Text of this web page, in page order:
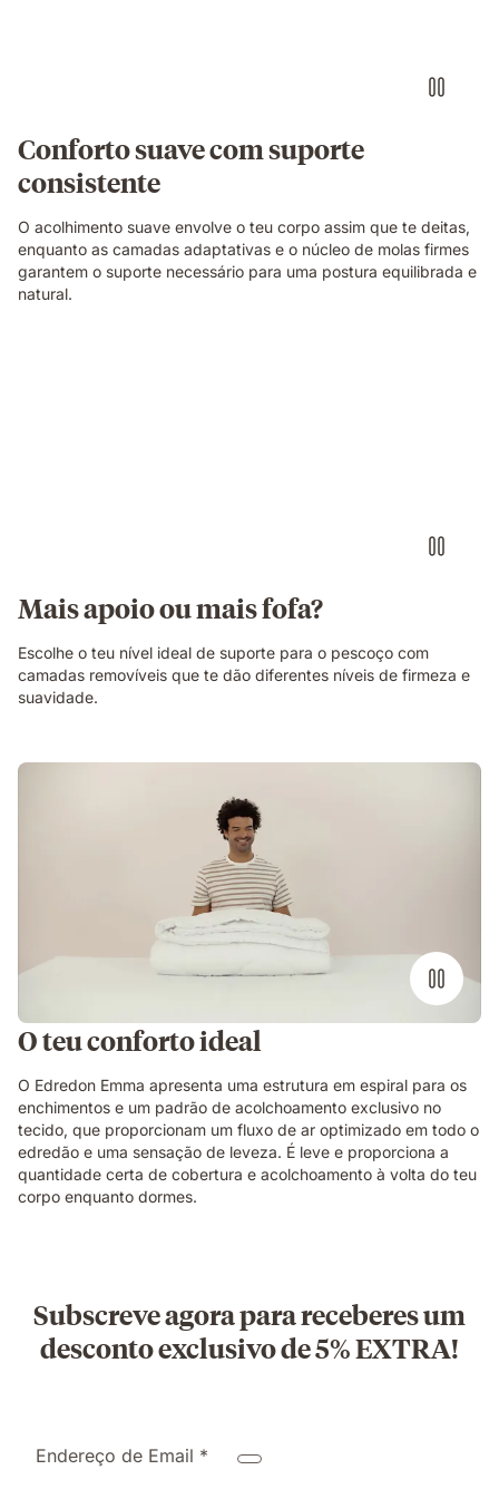
descanso.
Conforto suave com suporte
consistente
O acolhimento suave envolve o teu corpo assim que te deitas,
enquanto as camadas adaptativas e o núcleo de molas firmes
garantem o suporte necessário para uma postura equilibrada e
natural.
Mais apoio ou mais fofa?
Escolhe o teu nível ideal de suporte para o pescoço com
camadas removíveis que te dão diferentes níveis de firmeza e
suavidade.
O teu conforto ideal
O Edredon Emma apresenta uma estrutura em espiral para os
enchimentos e um padrão de acolchoamento exclusivo no
tecido, que proporcionam um fluxo de ar optimizado em todo o
edredão e uma sensação de leveza. É leve e proporciona a
quantidade certa de cobertura e acolchoamento à volta do teu
corpo enquanto dormes.
Subscreve agora para receberes um
desconto exclusivo de 5% EXTRA!
Endereço de Email *